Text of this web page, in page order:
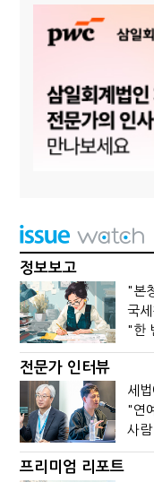
정보보고
전문가 인터뷰
프리미엄 리포트